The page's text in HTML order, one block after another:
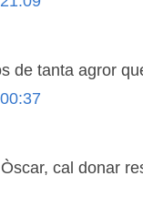
de tanta agror
cal donar